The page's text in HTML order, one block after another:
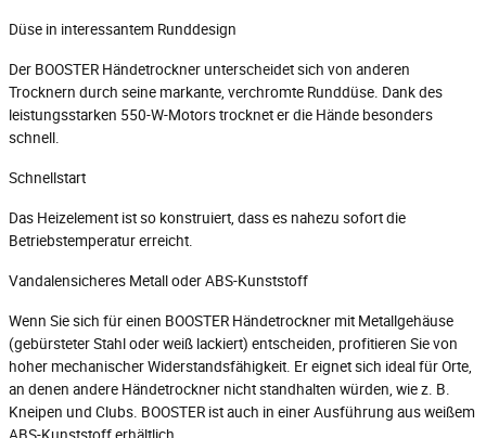
Düse in interessantem Runddesign
Der BOOSTER Händetrockner unterscheidet sich von anderen
Trocknern durch seine markante, verchromte Runddüse. Dank des
leistungsstarken 550-W-Motors trocknet er die Hände besonders
schnell.
Schnellstart
Das Heizelement ist so konstruiert, dass es nahezu sofort die
Betriebstemperatur erreicht.
Vandalensicheres Metall oder ABS-Kunststoff
Wenn Sie sich für einen BOOSTER Händetrockner mit Metallgehäuse
(gebürsteter Stahl oder weiß lackiert) entscheiden, profitieren Sie von
hoher mechanischer Widerstandsfähigkeit. Er eignet sich ideal für Orte,
an denen andere Händetrockner nicht standhalten würden, wie z. B.
Kneipen und Clubs. BOOSTER ist auch in einer Ausführung aus weißem